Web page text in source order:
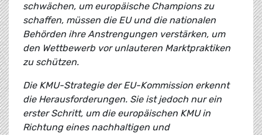
schwächen, um europäische Champions zu
schaffen, müssen die EU und die nationalen
Behörden ihre Anstrengungen verstärken, um
den Wettbewerb vor unlauteren Marktpraktiken
zu schützen.
Die KMU-Strategie der EU-Kommission erkennt
die Herausforderungen. Sie ist jedoch nur ein
erster Schritt, um die europäischen KMU in
Richtung eines nachhaltigen und